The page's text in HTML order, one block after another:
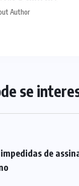
Author
se
de